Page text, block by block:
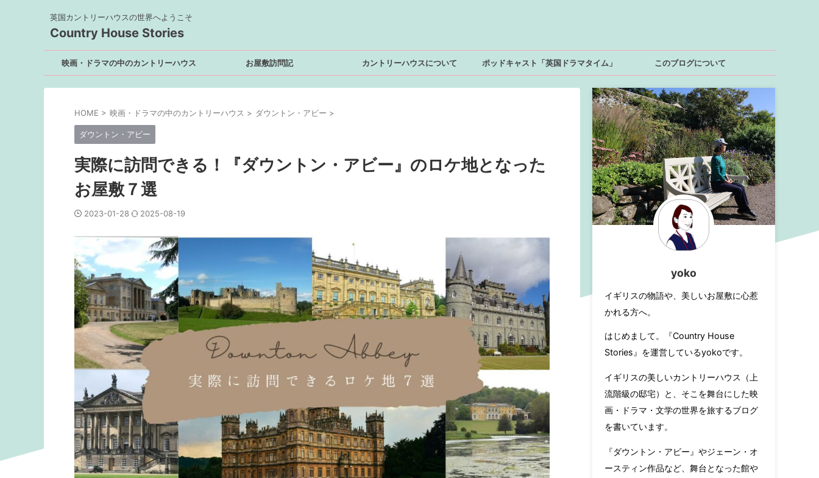
英国カントリーハウスの世界へようこそ
Country House Stories
映画・ドラマの中のカントリーハウス お屋敷訪問記 カントリーハウスについて ポッドキャスト「英国ドラマタイム」 このブログについて
HOME > 映画・ドラマの中のカントリーハウス > ダウントン・アビー >
ダウントン・アビー
実際に訪問できる！『ダウントン・アビー』のロケ地となった
お屋敷７選
2023-01-28 2025-08-19
yoko
イギリスの物語や、美しいお屋敷に心惹
かれる方へ。
はじめまして。『Country House
Stories』を運営しているyokoです。
イギリスの美しいカントリーハウス（上
流階級の邸宅）と、そこを舞台にした映
画・ドラマ・文学の世界を旅するブログ
を書いています。
『ダウントン・アビー』やジェーン・オ
ースティン作品など、舞台となった館や